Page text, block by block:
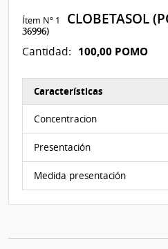
Ítem Nº 1 CLOBETASOL
36996)
Cantidad: 100,00 POMO
Características
Concentracion
Presentación
Medida presentación